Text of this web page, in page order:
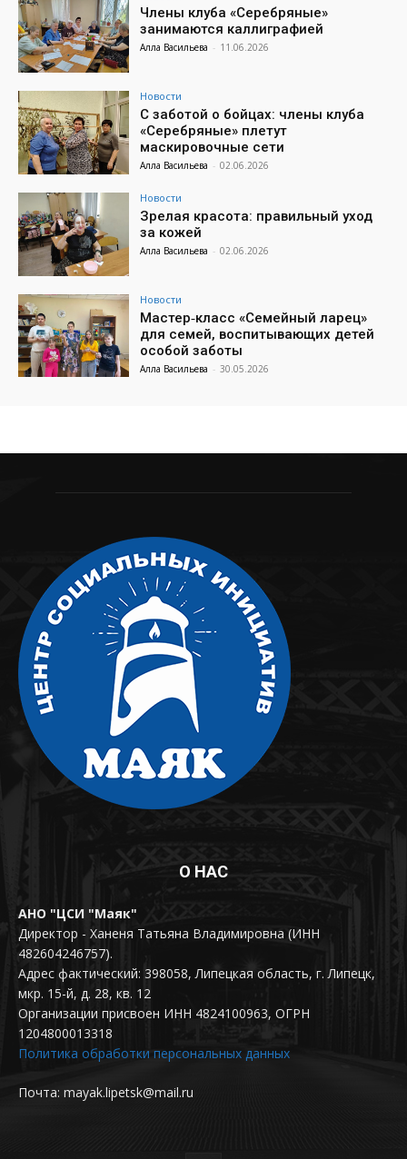
Члены клуба «Серебряные»
занимаются каллиграфией
Алла Васильева - 11.06.2026
Новости
С заботой о бойцах: члены клуба
«Серебряные» плетут
маскировочные сети
Алла Васильева - 02.06.2026
Новости
Зрелая красота: правильный уход
за кожей
Алла Васильева - 02.06.2026
Новости
Мастер‑класс «Семейный ларец»
для семей, воспитывающих детей
особой заботы
Алла Васильева - 30.05.2026
О НАС
АНО "ЦСИ "Маяк"
Директор - Ханеня Татьяна Владимировна (ИНН
482604246757).
Адрес фактический: 398058, Липецкая область, г. Липецк,
мкр. 15-й, д. 28, кв. 12
Организации присвоен ИНН 4824100963, ОГРН
1204800013318
Политика обработки персональных данных
Почта: mayak.lipetsk@mail.ru